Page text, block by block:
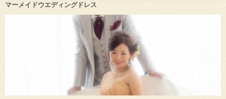
マーメイドウエディングドレス